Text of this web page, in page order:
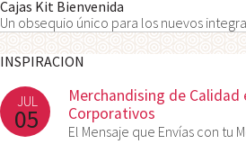
Cajas Kit Bienvenida
Un obsequio único para los nuevos
INSPIRACION
JUL
05
Merchandising de Calidad
Corporativos
El Mensaje que Envías con tu